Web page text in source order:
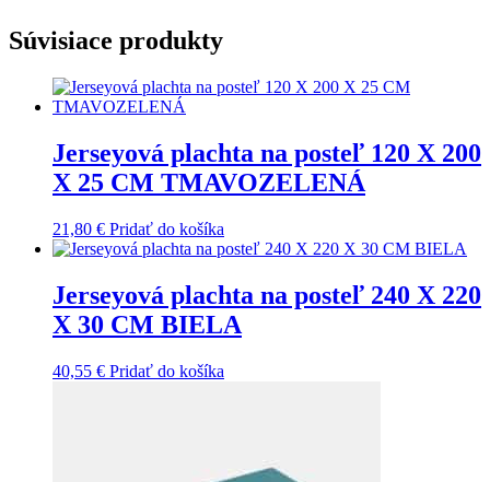
Súvisiace produkty
Jerseyová plachta na posteľ 120 X 200
X 25 CM TMAVOZELENÁ
21,80 € Pridať do košíka
Jerseyová plachta na posteľ 240 X 220
X 30 CM BIELA
40,55 € Pridať do košíka